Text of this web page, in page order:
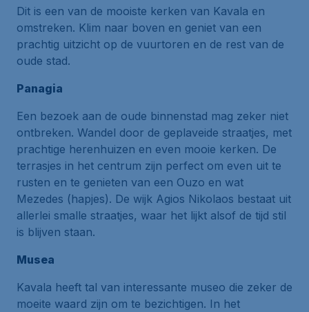
Dit is een van de mooiste kerken van Kavala en
omstreken. Klim naar boven en geniet van een
prachtig uitzicht op de vuurtoren en de rest van de
oude stad.
Panagia
Een bezoek aan de oude binnenstad mag zeker niet
ontbreken. Wandel door de geplaveide straatjes, met
prachtige herenhuizen en even mooie kerken. De
terrasjes in het centrum zijn perfect om even uit te
rusten en te genieten van een Ouzo en wat
Mezedes (hapjes). De wijk Agios Nikolaos bestaat uit
allerlei smalle straatjes, waar het lijkt alsof de tijd stil
is blijven staan.
Musea
Kavala heeft tal van interessante museo die zeker de
moeite waard zijn om te bezichtigen. In het